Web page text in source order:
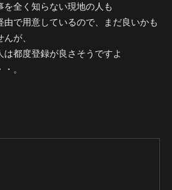
を全く知らない現地の人も
由で用意しているので、まだ良いかも
が、
は都度登録が良さそうですよ
。